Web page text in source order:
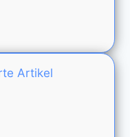
Artikel